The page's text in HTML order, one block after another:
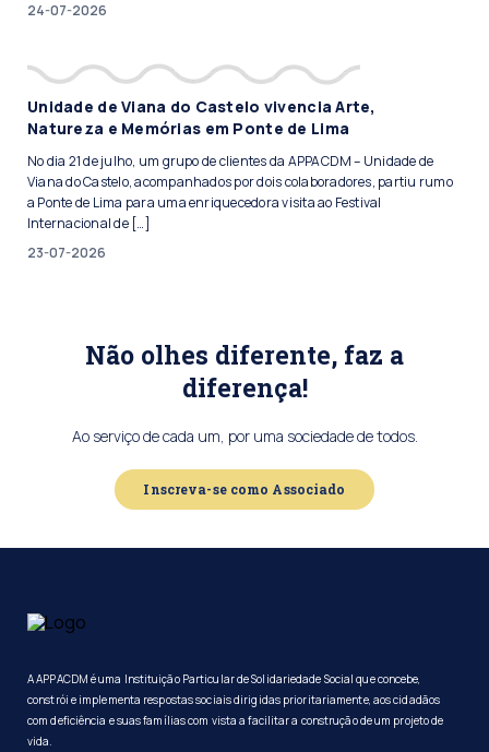
24-07-2026
Unidade de Viana do Castelo vivencia Arte,
Natureza e Memórias em Ponte de Lima
No dia 21 de julho, um grupo de clientes da APPACDM – Unidade de
Viana do Castelo, acompanhados por dois colaboradores, partiu rumo
a Ponte de Lima para uma enriquecedora visita ao Festival
Internacional de […]
23-07-2026
Não olhes diferente, faz a
diferença!
Ao serviço de cada um, por uma sociedade de todos.
Inscreva-se como Associado
A APPACDM é uma Instituição Particular de Solidariedade Social que concebe,
constrói e implementa respostas sociais dirigidas prioritariamente, aos cidadãos
com deficiência e suas famílias com vista a facilitar a construção de um projeto de
vida.